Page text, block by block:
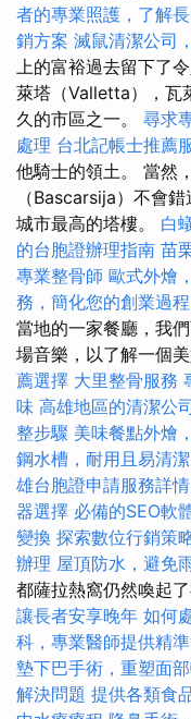
者的專業照護，了解
銷方案 滅鼠清潔公司
上的富裕過去留下了
萊塔（Valletta），瓦
久的市區之一。 尋求
處理 台北記帳士推薦
他騎士的領土。 當然
（Bascarsija）不會
城市最高的塔樓。 白
的台胞證辦理指南 苗
專業整骨師 歐式外燴
務，簡化您的創業過程
當地的一家餐廳，我
場音樂，以了解一個
薦選擇 大里整骨服務
味 高雄地區的清潔公
整步驟 美味餐點外燴
鋼水槽，耐用且易清潔
雄台胞證申請服務詳情
器選擇 必備的SEO軟
變換 探索數位行銷策
辦理 屋頂防水，避免
都薩拉熱窩仍然喚起
讓長者安享晚年 如何
科，專業醫師提供精
墊下巴手術，重塑面
解決問題 提供各類食